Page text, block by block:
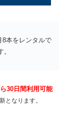
8本をレンタルで
30日間利用可能
となります。